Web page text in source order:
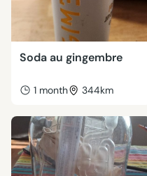
Soda au gingembre
1 month 344km